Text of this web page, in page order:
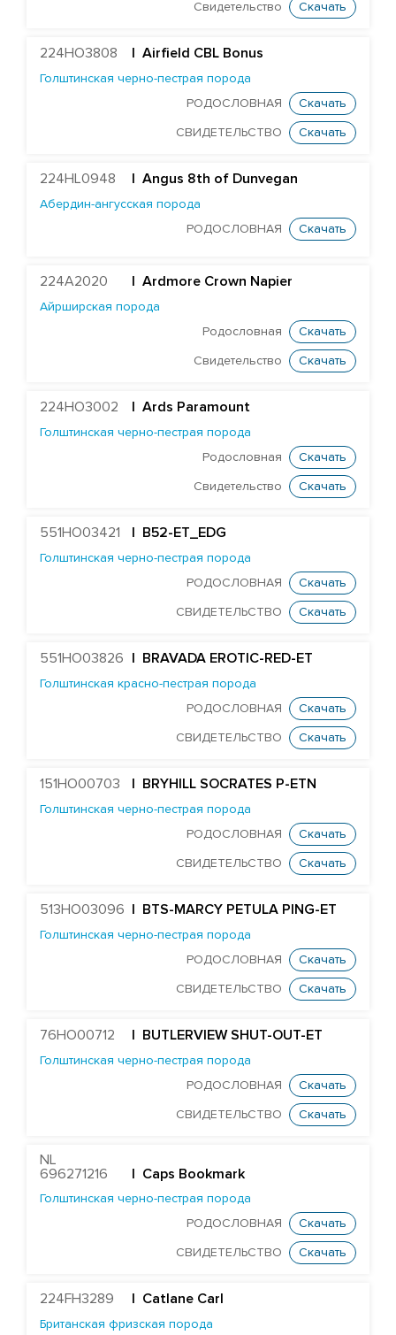
Curtismill Wintery
Errolstone Zeus
Glamour Jabir Craven
Wiltor Cruise
Inspired Billion
Huijben DG Buick
Peak Mr Grey
Mr Dds Mt Hondo 54778-ET
Farnear Mega-Man 119-ET
Farnear-Tr Mega-Show-TW
Джерсейская порода
Монбельярдская порода
Скандинавская-красная порода
Шортгорнская порода
Свидетельство Скачать
224HO3808 | Airfield CBL Bonus
Голштинская черно-пестрая порода
РОДОСЛОВНАЯ
Скачать
СВИДЕТЕЛЬСТВО Скачать
224HL0948 | Angus 8th of Dunvegan
Абердин-ангусская порода
РОДОСЛОВНАЯ
Скачать
224A2020 Ardmore Crown Napier
Айрширская порода
Родословная
Скачать
Свидетельство Скачать
224HO3002 Ards Paramount
Голштинская черно-пестрая порода
Родословная
Скачать
Свидетельство Скачать
551HO03421 | B52-ET_EDG
Голштинская черно-пестрая порода
РОДОСЛОВНАЯ
Скачать
СВИДЕТЕЛЬСТВО Скачать
551HO03826 | BRAVADA EROTIC-RED-ET
Голштинская красно-пестрая порода
РОДОСЛОВНАЯ
Скачать
СВИДЕТЕЛЬСТВО Скачать
151HO00703 | BRYHILL SOCRATES P-ETN
Голштинская черно-пестрая порода
РОДОСЛОВНАЯ
Скачать
СВИДЕТЕЛЬСТВО Скачать
513HO03096 | BTS-MARCY PETULA PING-ET
Голштинская черно-пестрая порода
РОДОСЛОВНАЯ
Скачать
СВИДЕТЕЛЬСТВО Скачать
76HO00712 | BUTLERVIEW SHUT-OUT-ET
Голштинская черно-пестрая порода
РОДОСЛОВНАЯ
Скачать
СВИДЕТЕЛЬСТВО Скачать
NL
696271216
| Caps Bookmark
Голштинская черно-пестрая порода
РОДОСЛОВНАЯ
Скачать
СВИДЕТЕЛЬСТВО Скачать
224FH3289 | Catlane Carl
Британская фризская порода